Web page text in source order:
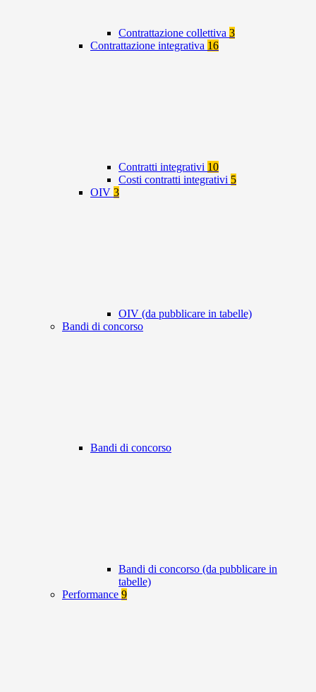
Contrattazione collettiva 3
Contrattazione integrativa 16
Contratti integrativi 10
Costi contratti integrativi 5
OIV 3
OIV (da pubblicare in tabelle)
Bandi di concorso
Bandi di concorso
Bandi di concorso (da pubblicare in
tabelle)
Performance 9